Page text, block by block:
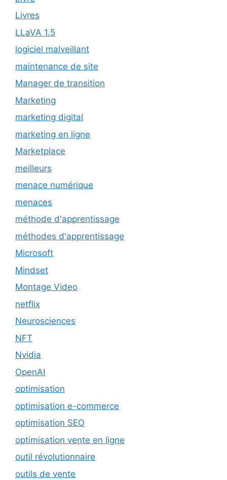
Livres
LLaVA 1.5
logiciel malveillant
maintenance de site
Manager de transition
Marketing
marketing digital
marketing en ligne
Marketplace
meilleurs
menace numérique
menaces
méthode d'apprentissage
méthodes d'apprentissage
Microsoft
Mindset
Montage Video
netflix
Neurosciences
NFT
Nvidia
OpenAI
optimisation
optimisation e-commerce
optimisation SEO
optimisation vente en ligne
outil révolutionnaire
outils de vente